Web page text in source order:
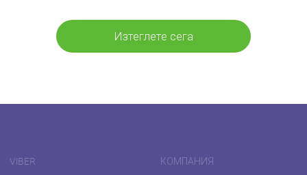
Изтеглете сега
VIBER КОМПАНИЯ